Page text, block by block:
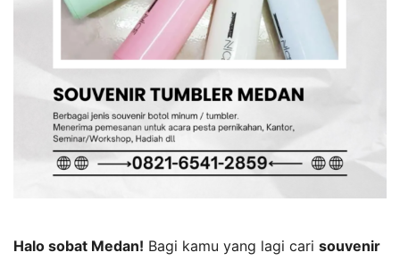
Halo sobat Medan! Bagi kamu yang lagi cari souvenir